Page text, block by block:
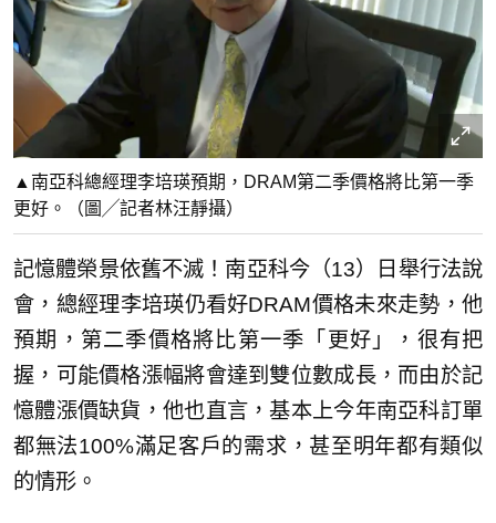
▲南亞科總經理李培瑛預期，DRAM第二季價格將比第一季
更好。（圖╱記者林汪靜攝）
記憶體榮景依舊不滅！南亞科今（13）日舉行法說
會，總經理李培瑛仍看好DRAM價格未來走勢，他
預期，第二季價格將比第一季「更好」，很有把
握，可能價格漲幅將會達到雙位數成長，而由於記
憶體漲價缺貨，他也直言，基本上今年南亞科訂單
都無法100%滿足客戶的需求，甚至明年都有類似
的情形。